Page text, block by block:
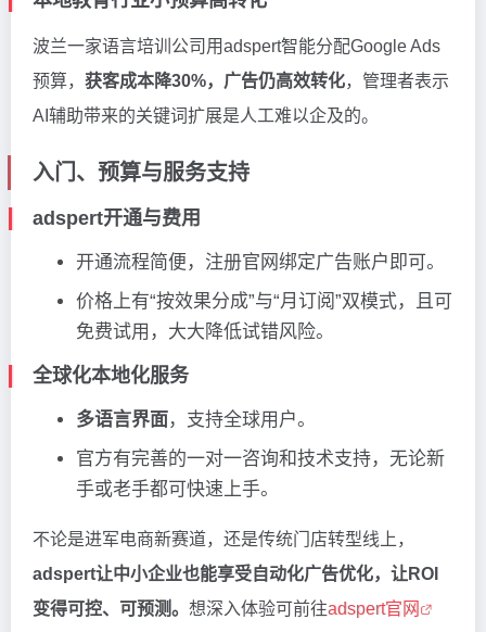
波兰一家语言培训公司用adspert智能分配Google Ads
预算， 获客成本降30%，广告仍高效转化，管理者表示
AI辅助带来的关键词扩展是人工难以企及的。
入门、预算与服务支持
adspert开通与费用
开通流程简便，注册官网绑定广告账户即可。
价格上有“按效果分成”与“月订阅”双模式，且可
免费试用，大大降低试错风险。
全球化本地化服务
多语言界面，支持全球用户。
官方有完善的一对一咨询和技术支持，无论新
手或老手都可快速上手。
不论是进军电商新赛道，还是传统门店转型线上，
adspert让中小企业也能享受自动化广告优化，让ROI
变得可控、可预测。 想深入体验可前往adspert官网